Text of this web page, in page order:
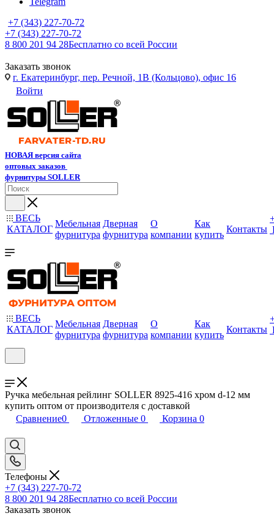
+7 (343) 227-70-72
+7 (343) 227-70-72
8 800 201 94 28Бесплатно со всей России
Заказать звонок
г. Екатеринбург, пер. Речной, 1В (Кольцово), офис 16
Войти
НОВАЯ версия сайта
оптовых заказов
фурнитуры SOLLER
ВЕСЬ
КАТАЛОГ
Мебельная
фурнитура
Дверная
фурнитура
О
компании
Как
купить
Контакты
ВЕСЬ
КАТАЛОГ
Мебельная
фурнитура
Дверная
фурнитура
О
компании
Как
купить
Контакты
Ручка мебельная рейлинг SOLLER 8925-416 хром d-12 мм
купить оптом от производителя с доставкой
Сравнение0 Отложенные 0 Корзина 0
Телефоны
+7 (343) 227-70-72
8 800 201 94 28Бесплатно со всей России
Заказать звонок